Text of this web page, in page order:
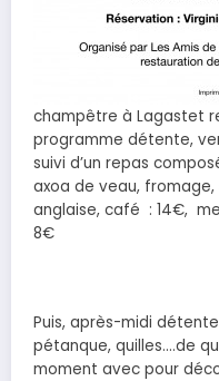
champêtre à Lagastet
programme détente,
suivi d’un repas
axoa de veau,
anglaise, café : 14€,
8€
Puis, après-midi
pétanque, quilles….de
moment avec pour